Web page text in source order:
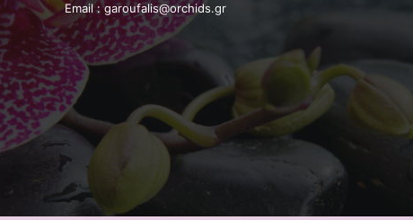
Email : garoufalis@orchids.gr